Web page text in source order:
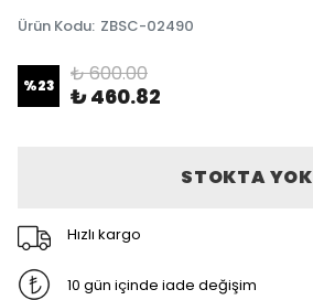
Ürün Kodu: ZBSC-02490
%23 ₺ 600.00
₺ 460.82
STOKTA YOK
Hızlı kargo
10 gün içinde iade değişim